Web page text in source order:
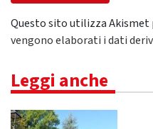
Questo sito utilizza Akismet
vengono elaborati i dati
Leggi anche